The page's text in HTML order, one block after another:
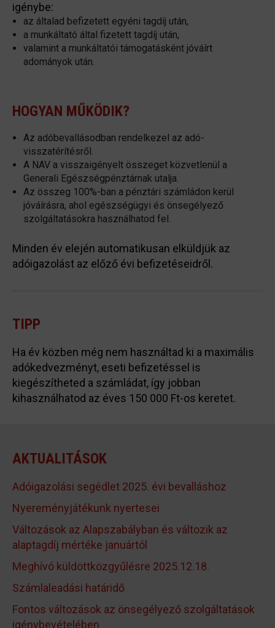
igénybe:
az általad befizetett egyéni tagdíj után,
a munkáltató által fizetett tagdíj után,
valamint a munkáltatói támogatásként jóváírt
adományok után.
HOGYAN MŰKÖDIK?
Az adóbevallásodban rendelkezel az adó-
visszatérítésről.
A NAV a visszaigényelt összeget közvetlenül a
Generali Egészségpénztárnak utalja.
Az összeg 100%-ban a pénztári számládon kerül
jóváírásra, ahol egészségügyi és önsegélyező
szolgáltatásokra használhatod fel.
Minden év elején automatikusan elküldjük az
adóigazolást az előző évi befizetéseidről.
TIPP
Ha év közben még nem használtad ki a maximális
adókedvezményt, eseti befizetéssel is
kiegészítheted a számládat, így jobban
kihasználhatod az éves 150 000 Ft-os keretet.
AKTUALITÁSOK
Adóigazolási segédlet 2025. évi bevalláshoz
Nyereményjátékunk nyertesei
Változások az Alapszabályban és változik az
alaptagdíj mértéke januártól
Meghívó küldöttközgyűlésre 2025.12.18.
Számlaleadási határidő
Fontos változások az önsegélyező szolgáltatások
igénybevételében